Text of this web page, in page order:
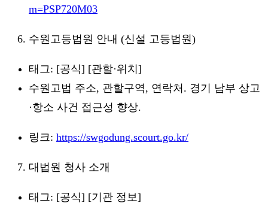
m=PSP720M03
수원고등법원 안내 (신설 고등법원)
태그: [공식] [관할·위치]
수원고법 주소, 관할구역, 연락처. 경기 남부 상고
·항소 사건 접근성 향상.
링크: https://swgodung.scourt.go.kr/
대법원 청사 소개
태그: [공식] [기관 정보]